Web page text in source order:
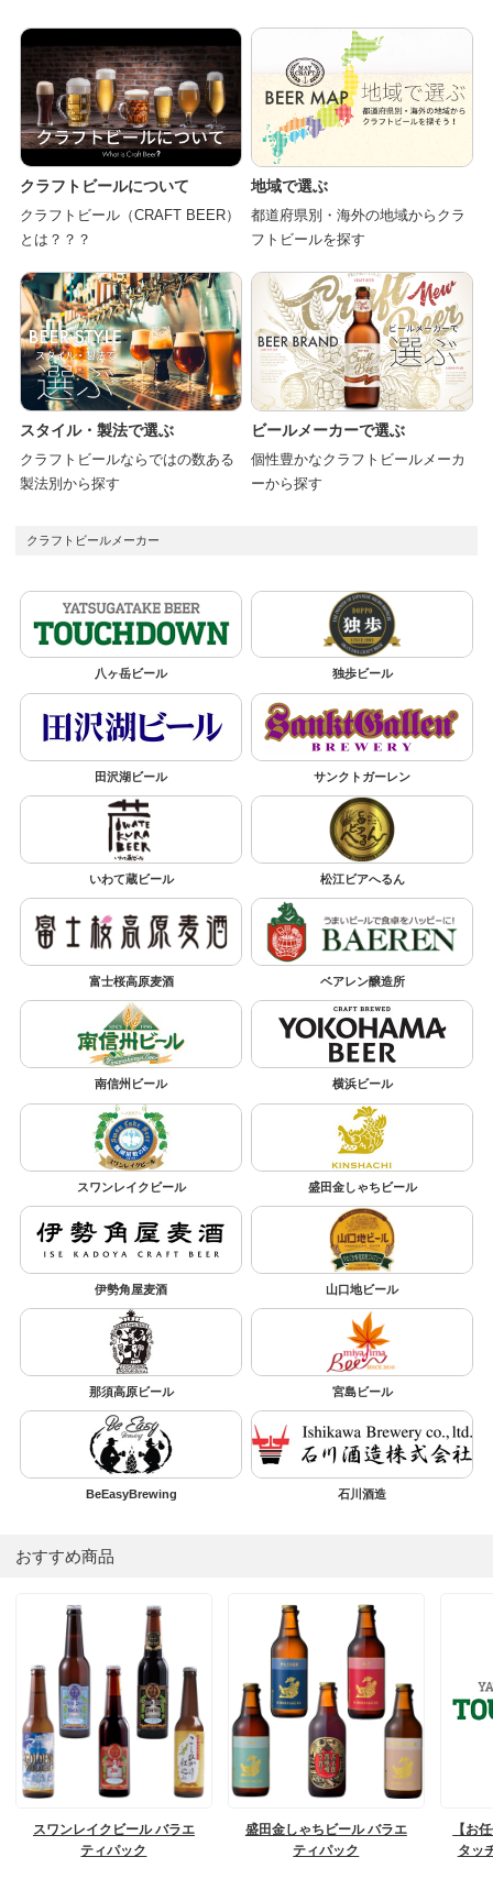
クラフトビールについて
クラフトビール（CRAFT BEER）
とは？？？
地域で選ぶ
都道府県別・海外の地域からクラ
フトビールを探す
スタイル・製法で選ぶ
クラフトビールならではの数ある
製法別から探す
ビールメーカーで選ぶ
個性豊かなクラフトビールメーカ
ーから探す
クラフトビールメーカー
八ヶ岳ビール 独歩ビール
田沢湖ビール サンクトガーレン
いわて蔵ビール 松江ビアへるん
富士桜高原麦酒 ベアレン醸造所
南信州ビール 横浜ビール
スワンレイクビール 盛田金しゃちビール
伊勢角屋麦酒 山口地ビール
那須高原ビール 宮島ビール
BeEasyBrewing 石川酒造
おすすめ商品
スワンレイクビール バラエ
ティパック
盛田金しゃちビール バラエ
ティパック
【お
タッ